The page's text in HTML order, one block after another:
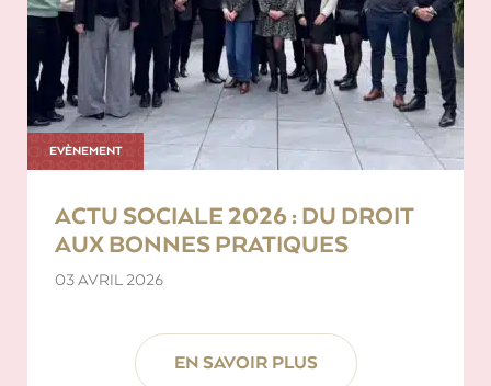
EVÈNEMENT
ACTU SOCIALE 2026 : DU DROIT
AUX BONNES PRATIQUES
03 AVRIL 2026
EN SAVOIR PLUS